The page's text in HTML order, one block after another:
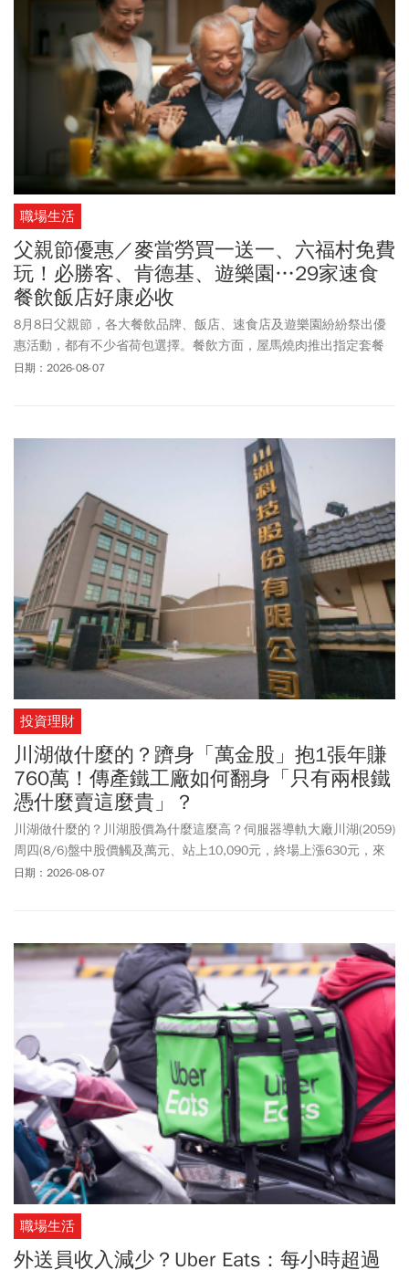
隨胃口差、持續嘔吐或腹瀉、體能下降等，就要提高警覺。而精神
心理因素也會導致體重明顯減輕，約占了10%的成因，尤其以憂鬱
症、焦慮和飲食障礙最常見。體重減輕的原因，癌症所引起約占
25%，一般建議40歲以上中壯年、長者，若無故快速變瘦，特別要
警覺癌症的可能，尤其短時間內體重明顯減輕(半年內超過5%)。合併
食慾下降、吞嚥困難、莫名出血、腹脹有腹水、持續發燒、觸診發
現腫瘤；既往有癌症病史、家族有癌症病史等。
職場生活
父親節優惠／麥當勞買一送一、六福村免費
玩！必勝客、肯德基、遊樂園…29家速食
餐飲飯店好康必收
8月8日父親節，各大餐飲品牌、飯店、速食店及遊樂園紛紛祭出優
惠活動，都有不少省荷包選擇。餐飲方面，屋馬燒肉推出指定套餐
優惠價。饗泰多、開飯川食堂等推出外帶優惠。至於連鎖餐飲集
人)用餐，父親可享餐費半價。連鎖速食店方面：麥當勞App 推出父
親節限定優惠，除了「我愛爸爸餐」優惠組合，8/9前也祭出多項
App優惠券，包括買超值全餐送大麥克沾醬、指定飲品買一送一。還
有肯德基、必勝客、漢堡王等通通幫你省荷包，也討老爸歡心。至
於親子同樂活動：小人國、六福村、義大遊樂世界、宜蘭國際童玩
藝術節，同步推出88節優惠！六福村在8/8至8/9，只要爸爸本人出
示相關證件可「免費入園」。《今周刊》整理各項父親節優惠活
動，來看看連鎖餐飲集團、飯店餐廳、遊樂園推出哪些活動？
日期：2026-08-07
投資理財
川湖做什麼的？躋身「萬金股」抱1張年賺
760萬！傳產鐵工廠如何翻身「只有兩根鐵
憑什麼賣這麼貴」？
川湖做什麼的？川湖股價為什麼這麼高？伺服器導軌大廠川湖(2059)
周四(8/6)盤中股價觸及萬元、站上10,090元，終場上漲630元，來
到10,100元，等於一張股票一千萬、成為台股第3檔「萬金股」，去
獲利就抵去年前3季，累計上半年大賺逾百億元；稅後純益達105.73
億元，年增237.82％，上半年每股稅後純益110.96元，大賺逾11個
股本。亮眼數字讓投資人直言根本是「滑軌王」、「已經賺比去年
多了」、「台灣奇蹟」；究竟川湖有哪些強大競爭力，能從鐵工廠
轉型成AI伺服器滑軌霸主？
日期：2026-08-07
職場生活
外送員收入減少？Uber Eats：每小時超過